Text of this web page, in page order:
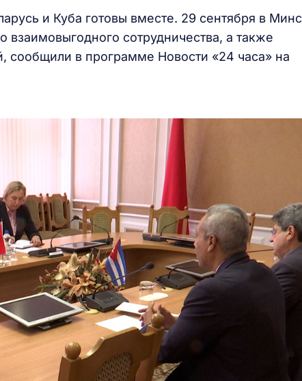
и Куба готовы вместе. 29 сентября в
сотрудничества, а также
сообщили в программе Новости «24 часа» на